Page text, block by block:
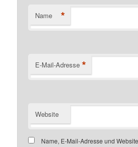
Name *
E-Mail-Adresse *
Website
Name, E-Mail-Adresse und